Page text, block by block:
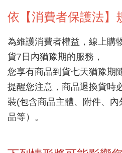
依【消費者保護法】
為維護消費者權益，線上購
貨7日內猶豫期的服務，
您享有商品到貨七天猶豫期
提醒您注意，商品退換貨時
裝(包含商品主體、附件、
品等）。